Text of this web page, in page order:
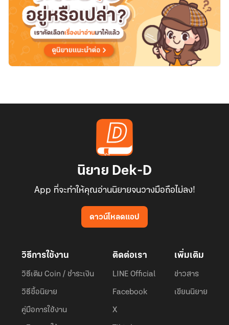
นิยาย Dek-D
App ที่จะทำให้คุณอ่านนิยายจนวางมือถือไม่ลง!
ดาวน์โหลดแอป
วิธีการใช้งาน
วิธีเติม Coin / ชำระเงิน
วิธีซื้อนิยาย
คู่มือการใช้งาน
ติดต่อเรา
LINE Official
Facebook
X
เพิ่มเติม
ข่าวสาร
เขียนนิยาย